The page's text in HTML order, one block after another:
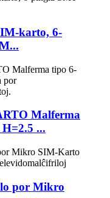
karto, 6-
Malferma
...
por Mikro